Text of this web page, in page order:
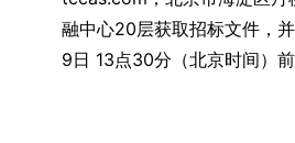
融中心20层获取招标文件，
9日 13点30分（北京时间）前